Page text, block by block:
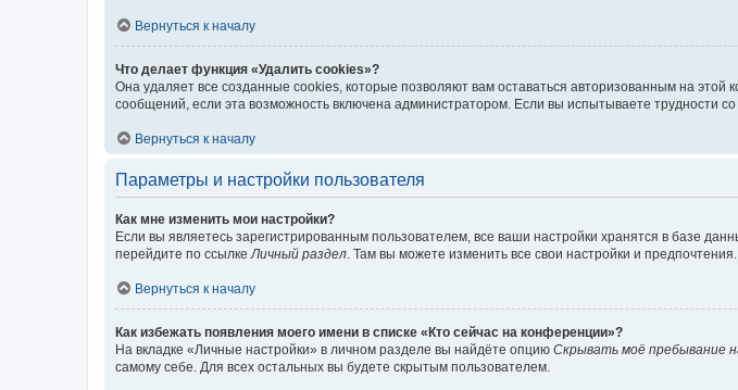
Вернуться к началу
Что делает функция «Удалить cookies»?
Она удаляет все созданные cookies, которые позволяют вам оставаться авторизованным на
сообщений, если эта возможность включена администратором. Если вы испытываете трудности
Вернуться к началу
Параметры и настройки пользователя
Как мне изменить мои настройки?
Если вы являетесь зарегистрированным пользователем, все ваши настройки хранятся в базе
перейдите по ссылке Личный раздел . Там вы можете изменить все свои настройки и предпочтения.
Вернуться к началу
Как избежать появления моего имени в списке «Кто сейчас на конференции»?
На вкладке «Личные настройки» в личном разделе вы найдёте опцию Скрывать моё пребывание
самому себе. Для всех остальных вы будете скрытым пользователем.